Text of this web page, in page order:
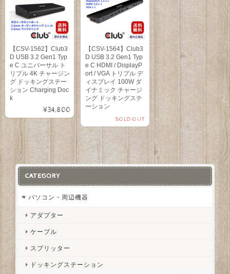
【CSV-1562】Club3
D USB 3.2 Gen1 Typ
e C ユニバーサル ト
リプル 4K チャージン
グ ドッキングステー
ション Charging Doc
k
¥34,800
【CSV-1564】Club3
D USB 3.2 Gen1 Typ
e C HDMI / DisplayP
ort / VGA トリプル デ
ィスプレイ 100W ダ
イナミック チャージ
ング ドッキングステ
ーション
SOLD OUT
CATEGORY
パソコン・周辺機器
アダプター
ケーブル
スプリッター
ドッキングステーション